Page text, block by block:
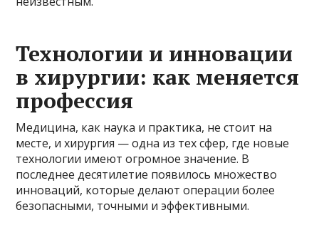
Технологии и инновации
в хирургии: как меняется
профессия
Медицина, как наука и практика, не стоит на
месте, и хирургия — одна из тех сфер, где новые
технологии имеют огромное значение. В
последнее десятилетие появилось множество
инноваций, которые делают операции более
безопасными, точными и эффективными.